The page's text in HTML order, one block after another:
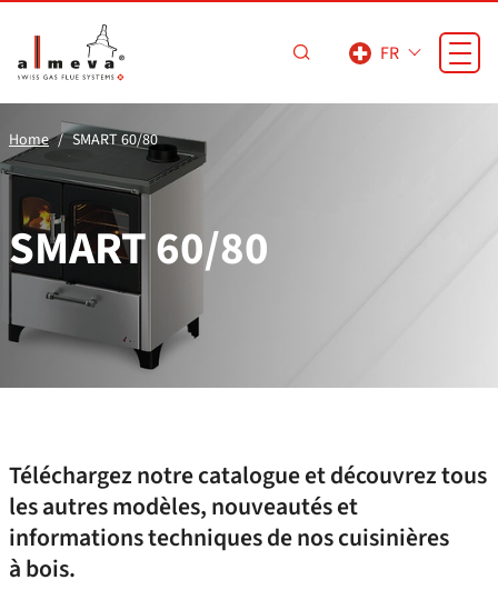
FR
Home SMART 60/80
SMART 60/80
Téléchargez notre catalogue et découvrez tous
les autres modèles, nouveautés et
informations techniques de nos cuisinières
à bois.